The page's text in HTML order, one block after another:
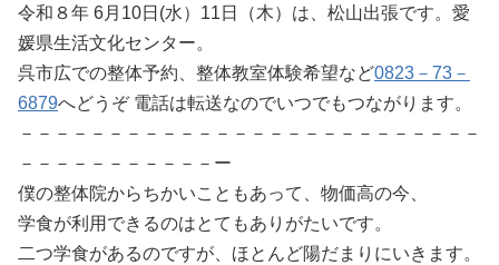
令和８年 6月10日(水）11日（木）は、松山出張です。愛
媛県生活文化センター。
呉市広での整体予約、整体教室体験希望など0823－73－
6879へどうぞ 電話は転送なのでいつでもつながります。
－－－－－－－－－－－－－－－－－－－－－－－－－－
－－－－－－－－－－－ー
僕の整体院からちかいこともあって、物価高の今、
学食が利用できるのはとてもありがたいです。
二つ学食があるのですが、ほとんど陽だまりにいきます。